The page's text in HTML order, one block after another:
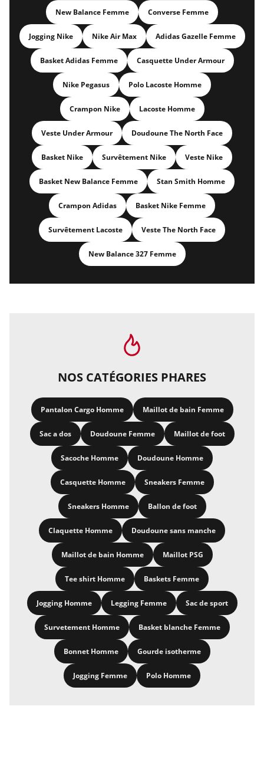
New Balance Femme Converse Femme
Jogging Nike Nike Air Max Adidas Gazelle Femme
Basket Adidas Femme Casquette Under Armour
Nike Pegasus Polo Lacoste Homme
Crampon Nike Lacoste Homme
Veste Under Armour Doudoune The North Face
Basket Nike Survêtement Nike Veste Nike
Basket New Balance Femme Stan Smith Homme
Crampon Adidas Basket Nike Femme
Survêtement Lacoste Veste The North Face
New Balance 327 Femme
NOS CATÉGORIES PHARES
Pantalon Cargo Homme Maillot de bain Femme
Sac a dos Doudoune Femme Maillot de foot
Sacoche Homme Doudoune Homme
Casquette Homme Sneakers Femme
Sneakers Homme Ballon de foot
Claquette Homme Doudoune sans manche
Maillot de bain Homme Maillot PSG
Tee shirt Homme Baskets Femme
Jogging Homme Legging Femme Sac de sport
Survetement Homme Basket blanche Femme
Bonnet Homme Gourde isotherme
Jogging Femme Polo Homme